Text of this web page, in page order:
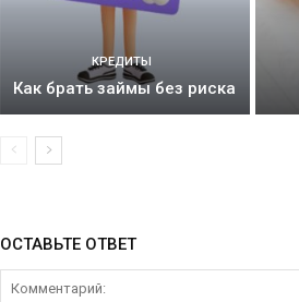
КРЕДИТЫ
Как брать займы без риска
ОСТАВЬТЕ ОТВЕТ